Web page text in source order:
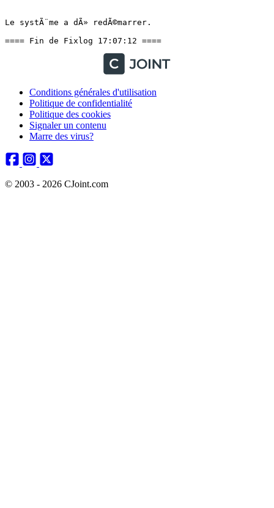
Le systÃ¨me a dÃ» redÃ©marrer.
==== Fin de Fixlog 17:07:12 ====
Conditions générales d'utilisation
Politique de confidentialité
Politique des cookies
Signaler un contenu
Marre des virus?
© 2003 - 2026 CJoint.com